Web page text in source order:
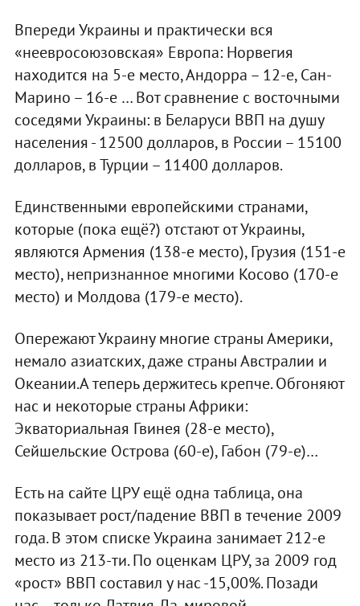
Впереди Украины и практически вся
«неевросоюзовская» Европа: Норвегия
находится на 5-е место, Андорра – 12-е, Сан-
Марино – 16-е … Вот сравнение с восточными
соседями Украины: в Беларуси ВВП на душу
населения - 12500 долларов, в России – 15100
долларов, в Турции – 11400 долларов.
Единственными европейскими странами,
которые (пока ещё?) отстают от Украины,
являются Армения (138-е место), Грузия (151-е
место), непризнанное многими Косово (170-е
место) и Молдова (179-е место).
Опережают Украину многие страны Америки,
немало азиатских, даже страны Австралии и
Океании.А теперь держитесь крепче. Обгоняют
нас и некоторые страны Африки:
Экваториальная Гвинея (28-е место),
Сейшельские Острова (60-е), Габон (79-е)…
Есть на сайте ЦРУ ещё одна таблица, она
показывает рост/падение ВВП в течение 2009
года. В этом списке Украина занимает 212-е
место из 213-ти. По оценкам ЦРУ, за 2009 год
«рост» ВВП составил у нас -15,00%. Позади